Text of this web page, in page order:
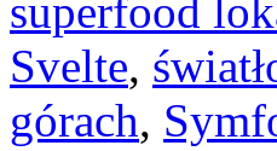
superfood
Svelte,
górach,